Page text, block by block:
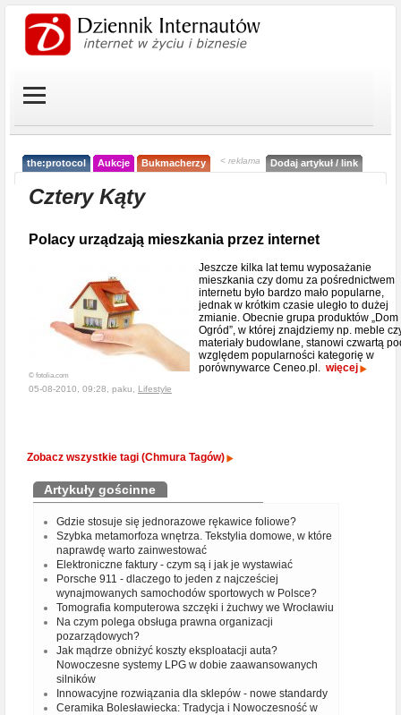
the:protocol Aukcje Bukmacherzy < reklama Dodaj artykuł / link
Cztery Kąty
Polacy urządzają mieszkania przez internet
© fotolia.com
Jeszcze kilka lat temu wyposażanie
mieszkania czy domu za pośrednictwem
internetu było bardzo mało popularne,
jednak w krótkim czasie uległo to dużej
zmianie. Obecnie grupa produktów „Dom
Ogród”, w której znajdziemy np. meble
materiały budowlane, stanowi czwartą
względem popularności kategorię w
porównywarce Ceneo.pl. więcej
05-08-2010, 09:28, paku, Lifestyle
Zobacz wszystkie tagi (Chmura Tagów)
Artykuły gościnne
Gdzie stosuje się jednorazowe rękawice foliowe?
Szybka metamorfoza wnętrza. Tekstylia domowe, w które
naprawdę warto zainwestować
Elektroniczne faktury - czym są i jak je wystawiać
Porsche 911 - dlaczego to jeden z najcześciej
wynajmowanych samochodów sportowych w Polsce?
Tomografia komputerowa szczęki i żuchwy we Wrocławiu
Na czym polega obsługa prawna organizacji
pozarządowych?
Jak mądrze obniżyć koszty eksploatacji auta?
Nowoczesne systemy LPG w dobie zaawansowanych
silników
Innowacyjne rozwiązania dla sklepów - nowe standardy
Ceramika Bolesławiecka: Tradycja i Nowoczesność w